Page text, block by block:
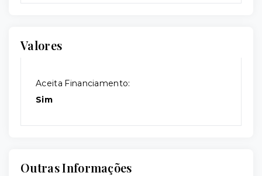
Valores
Aceita Financiamento:
Sim
Outras Informações